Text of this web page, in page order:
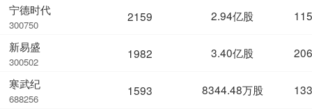
宁德时代
300750
新易盛
300502
寒武纪
688256
2159 2.94亿股
1982 3.40亿股
1593 8344.48万股